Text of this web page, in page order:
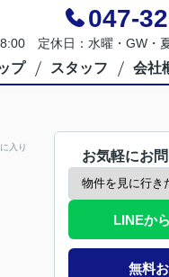
047-
定休日：水曜・GW・
プ スタッフ 会社
入り
お気軽にお
LINEか
無料